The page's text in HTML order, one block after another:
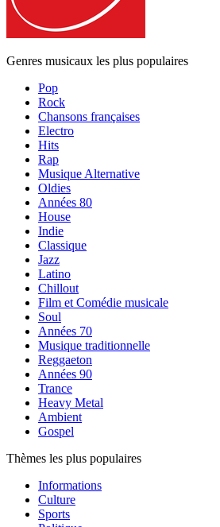
Genres musicaux les plus populaires
Pop
Rock
Chansons françaises
Electro
Hits
Rap
Musique Alternative
Oldies
Années 80
House
Indie
Classique
Jazz
Latino
Chillout
Film et Comédie musicale
Soul
Années 70
Musique traditionnelle
Reggaeton
Années 90
Trance
Heavy Metal
Ambient
Gospel
Thèmes les plus populaires
Informations
Culture
Sports